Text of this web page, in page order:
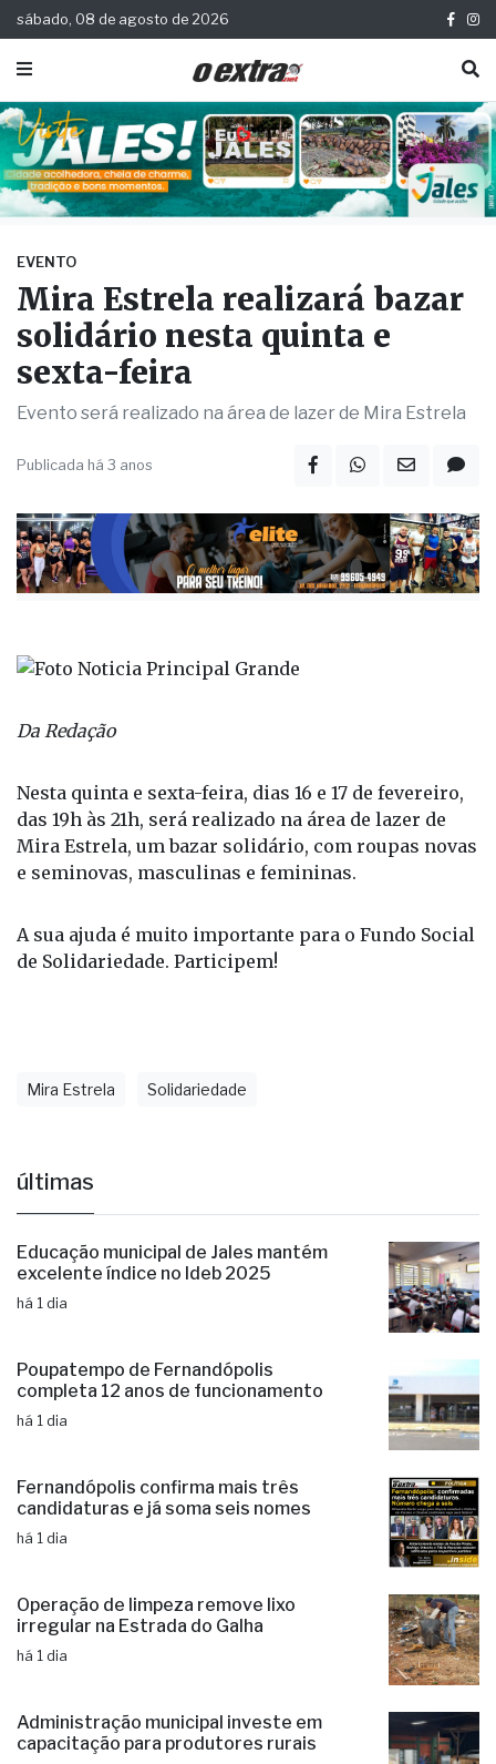
sábado, 08 de agosto de 2026
EVENTO
Mira Estrela realizará bazar
solidário nesta quinta e
sexta-feira
Evento será realizado na área de lazer de Mira Estrela
Publicada há 3 anos
Da Redação
Nesta quinta e sexta-feira, dias 16 e 17 de fevereiro,
das 19h às 21h, será realizado na área de lazer de
Mira Estrela, um bazar solidário, com roupas novas
e seminovas, masculinas e femininas.
A sua ajuda é muito importante para o Fundo Social
de Solidariedade. Participem!
Mira Estrela Solidariedade
últimas
Educação municipal de Jales mantém
excelente índice no Ideb 2025
há 1 dia
Poupatempo de Fernandópolis
completa 12 anos de funcionamento
há 1 dia
Fernandópolis confirma mais três
candidaturas e já soma seis nomes
há 1 dia
Operação de limpeza remove lixo
irregular na Estrada do Galha
há 1 dia
Administração municipal investe em
capacitação para produtores rurais